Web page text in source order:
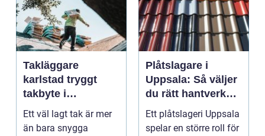
Takläggare
karlstad tryggt
takbyte i
värmländskt klimat
Ett väl lagt tak är mer
än bara snygga
Plåtslagare i
Uppsala: Så väljer
du rätt hantverkare
för tak och fasad
Ett plåtslageri Uppsala
spelar en större roll för